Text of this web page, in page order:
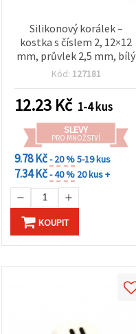
Silikonový korálek –
kostka s číslem 2, 12×12
mm, průvlek 2,5 mm, bílý
Kód: 127181
12.23 Kč 1-4 kus
SLEVY
PRO MNOŽSTVÍ
9.78 Kč- 20 %5-19 kus
7.34 Kč- 40 % 20 kus +
KOUPIT